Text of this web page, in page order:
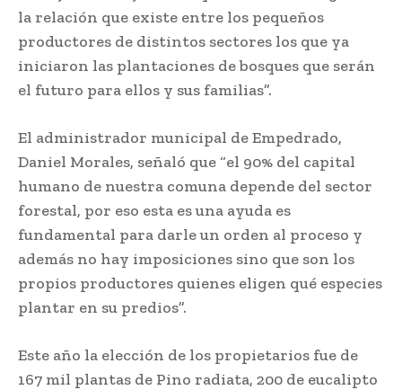
la relación que existe entre los pequeños
productores de distintos sectores los que ya
iniciaron las plantaciones de bosques que serán
el futuro para ellos y sus familias”.
El administrador municipal de Empedrado,
Daniel Morales, señaló que “el 90% del capital
humano de nuestra comuna depende del sector
forestal, por eso esta es una ayuda es
fundamental para darle un orden al proceso y
además no hay imposiciones sino que son los
propios productores quienes eligen qué especies
plantar en su predios”.
Este año la elección de los propietarios fue de
167 mil plantas de Pino radiata, 200 de eucalipto